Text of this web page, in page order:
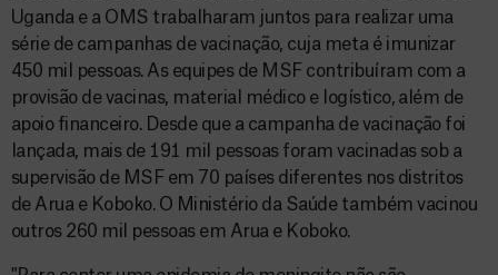
Uganda e a OMS trabalharam juntos para realizar uma
série de campanhas de vacinação, cuja meta é imunizar
450 mil pessoas. As equipes de MSF contribuíram com a
provisão de vacinas, material médico e logístico, além de
apoio financeiro. Desde que a campanha de vacinação foi
lançada, mais de 191 mil pessoas foram vacinadas sob a
supervisão de MSF em 70 países diferentes nos distritos
de Arua e Koboko. O Ministério da Saúde também vacinou
outros 260 mil pessoas em Arua e Koboko.